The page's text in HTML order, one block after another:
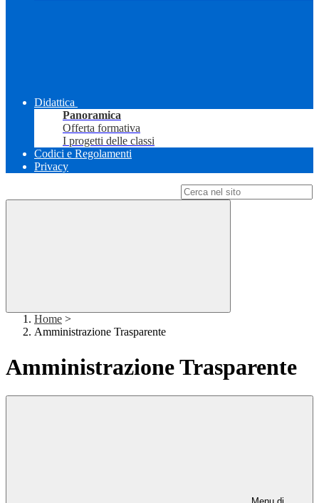
Didattica
Panoramica
Offerta formativa
I progetti delle classi
Codici e Regolamenti
Privacy
Home >
Amministrazione Trasparente
Amministrazione Trasparente